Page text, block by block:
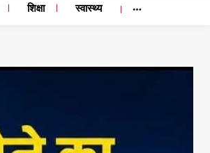
शिक्षा स्वास्थ्य